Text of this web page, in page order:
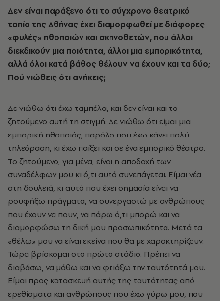
Δεν είναι παράξενο ότι το σύγχρονο θεατρικό
τοπίο της Αθήνας έχει διαμορφωθεί με διάφορες
«φυλές» ηθοποιών και σκηνοθετών, που άλλοι
διεκδικούν μια ποιότητα, άλλοι μια εμπορικότητα,
αλλά όλοι κατά βάθος θέλουν να έχουν και τα δύο;
Πού νιώθεις ότι ανήκεις;
Δε νιώθω ότι έχω ταμπέλα, και δεν είναι και το
ζητούμενο αυτή τη στιγμή. Δε νιώθω ότι είμαι μια
εμπορική ηθοποιός, παρόλο που έχω κάνει πολύ
τηλεόραση, κι έχω παίξει και σε ένα εμπορικό θέατρο.
Το ζητούμενο, για μένα, είναι η αποδοχή των
συναδέλφων μου κι ό,τι αυτό συνεπάγεται. Είμαι νέα
στη δουλειά, κι αυτό που έχει σημασία είναι να
ρουφήξω πράγματα, να συνεργαστώ με ανθρώπους
που έχουν να πουν, να πάρω ό,τι μπορώ και να
διαμορφώσω τη δική μου προσωπικότητα. Μετά τα
«θέλω» μου να είναι εκείνα που θα με χαρακτηρίζουν.
Τώρα βρίσκομαι στο πρώτο στάδιο. Πρέπει να
διαβάσω, να μάθω και να φτιάξω την ταυτότητά μου.
Είμαι προς κατασκευή αυτής της ταυτότητας από
ερεθίσματα και ανθρώπους που έχω γύρω μου, που